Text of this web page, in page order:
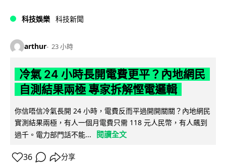
科技娛樂 科技新聞
arthur 23 小時
冷氣 24 小時長開電費更平？內地網民
自測結果兩極 專家拆解慳電邏輯
你信唔信冷氣長開 24 小時，電費反而平過開開關關？內地網民
實測結果兩極，有人一個月電費只需 118 元人民幣，有人飆到
過千。電力部門話不能...
閱讀全文
36 分享